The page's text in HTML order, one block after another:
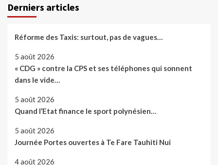
Derniers articles
Réforme des Taxis: surtout, pas de vagues…
5 août 2026
« CDG » contre la CPS et ses téléphones qui sonnent
dans le vide…
5 août 2026
Quand l’Etat finance le sport polynésien…
5 août 2026
Journée Portes ouvertes à Te Fare Tauhiti Nui
4 août 2026